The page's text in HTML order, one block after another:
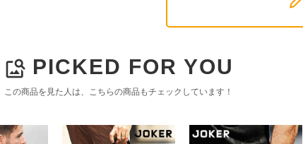
image_search PICKED FOR YOU
この商品を見た人は、こちらの商品もチェックしています！